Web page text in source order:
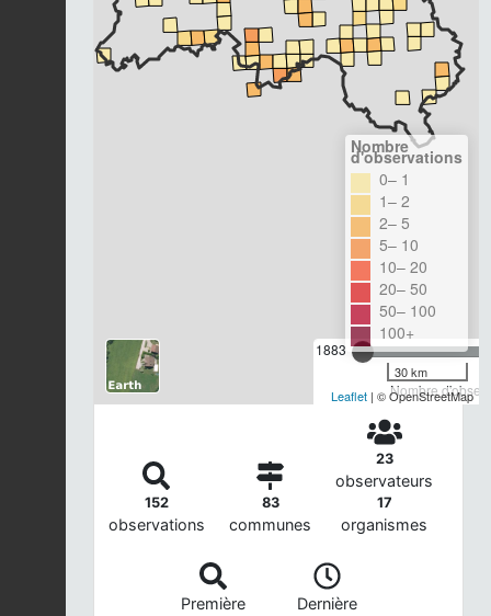
1883
Nombre
Nombre
d'observations
0– 1
1– 2
2– 5
5– 10
10– 20
20– 50
50– 100
100+
30 km
Leaflet | © OpenStreetMap
152
observations
83
communes
23
observateurs
17
organismes
Première
Dernière